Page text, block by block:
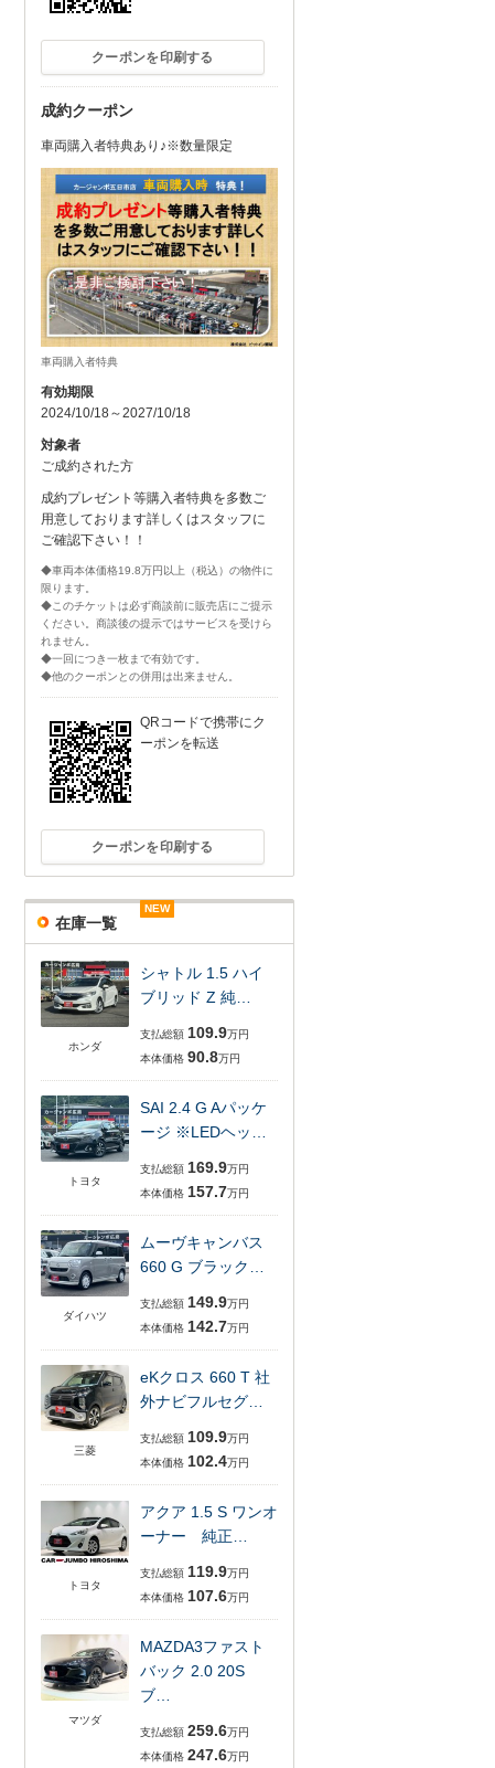
クーポンを印刷する
成約クーポン
車両購入者特典あり♪※数量限定
車両購入者特典
有効期限
2024/10/18～2027/10/18
対象者
ご成約された方
成約プレゼント等購入者特典を多数ご
用意しております詳しくはスタッフに
ご確認下さい！！
◆車両本体価格19.8万円以上（税込）の物件に
限ります。
◆このチケットは必ず商談前に販売店にご提示
ください。商談後の提示ではサービスを受けら
れません。
◆一回につき一枚まで有効です。
◆他のクーポンとの併用は出来ません。
QRコードで携帯にク
ーポンを転送
クーポンを印刷する
在庫一覧
ホンダ
NEW
シャトル 1.5 ハイ
ブリッド Z 純…
支払総額 109.9万円
本体価格 90.8万円
トヨタ
NEW
SAI 2.4 G Aパッケ
ージ ※LEDヘッ…
支払総額 169.9万円
本体価格 157.7万円
ダイハツ
NEW
ムーヴキャンバス
660 G ブラック…
支払総額 149.9万円
本体価格 142.7万円
三菱
NEW
eKクロス 660 T 社
外ナビフルセグ…
支払総額 109.9万円
本体価格 102.4万円
トヨタ
NEW
アクア 1.5 S ワンオ
ーナー 純正…
支払総額 119.9万円
本体価格 107.6万円
マツダ
MAZDA3ファスト
バック 2.0 20S
ブ…
支払総額 259.6万円
本体価格 247.6万円